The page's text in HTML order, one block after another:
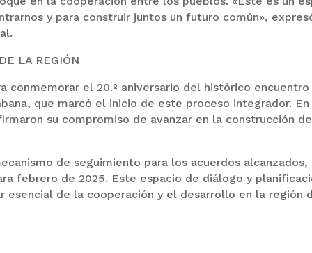
y para construir juntos un futuro común»,
LA REGIÓN
conmemorar el 20.º aniversario del histórico
que marcó el inicio de este proceso integrador.
su compromiso de avanzar en la construcción
de seguimiento para los acuerdos alcanzados,
febrero de 2025. Este espacio de diálogo y
de la cooperación y el desarrollo en la región